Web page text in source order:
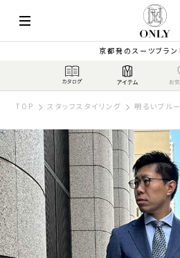
京都発のスーツブラ
TOP スタッフスタイリング 明るいブル